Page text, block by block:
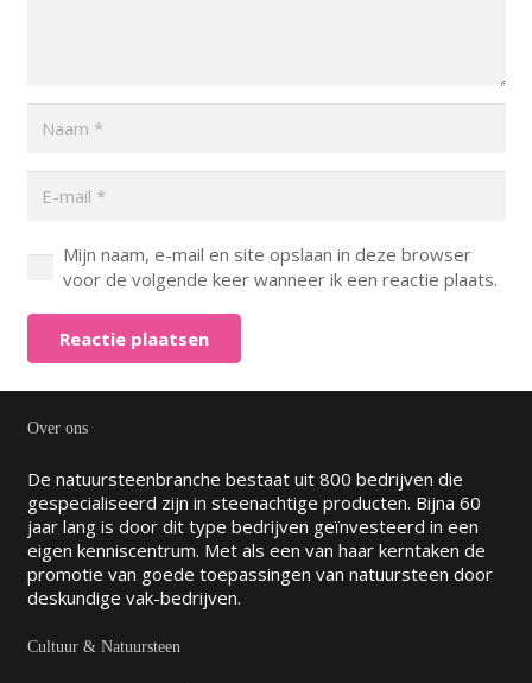
Mijn naam, e-mail en site opslaan in deze browser
voor de volgende keer wanneer ik een reactie plaats.
Reactie plaatsen
Over ons
De natuursteenbranche bestaat uit 800 bedrijven die
gespecialiseerd zijn in steenachtige producten. Bijna 60
jaar lang is door dit type bedrijven geïnvesteerd in een
eigen kenniscentrum. Met als een van haar kerntaken de
promotie van goede toepassingen van natuursteen door
deskundige vak-bedrijven.
Cultuur & Natuursteen